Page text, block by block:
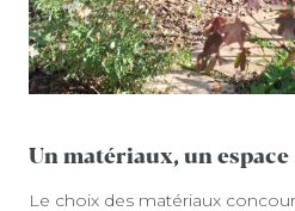
Un matériaux, un espace
Le choix des matériaux